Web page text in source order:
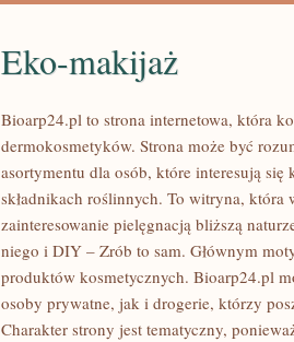
Eko-makijaż
Bioarp24.pl to strona internetowa, która
dermokosmetyków. Strona może być
asortymentu dla osób, które interesują
składnikach roślinnych. To witryna, która
zainteresowanie pielęgnacją bliższą
niego i DIY – Zrób to sam. Głównym
produktów kosmetycznych. Bioarp24.pl
osoby prywatne, jak i drogerie, którzy
Charakter strony jest tematyczny,